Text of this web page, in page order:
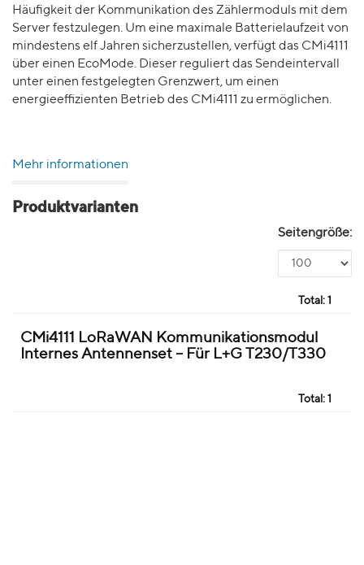
Häufigkeit der Kommunikation des Zählermoduls mit dem
Server festzulegen. Um eine maximale Batterielaufzeit von
mindestens elf Jahren sicherzustellen, verfügt das CMi4111
über einen EcoMode. Dieser reguliert das Sendeintervall
unter einen festgelegten Grenzwert, um einen
energieeffizienten Betrieb des CMi4111 zu ermöglichen.
Mehr informationen
Produktvarianten
Seitengröße:
Total: 1
CMi4111 LoRaWAN Kommunikationsmodul
Internes Antennenset – Für L+G T230/T330
Total: 1